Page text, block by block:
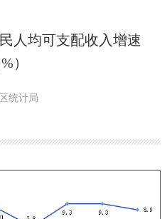
人均可支配收入增速
%）
统计局